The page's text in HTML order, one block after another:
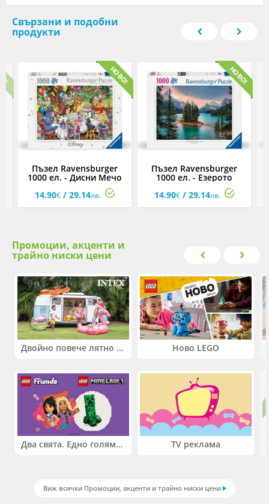
Свързани и подобни
продукти
Пъзел Ravensburger
1000 ел. - Дисни Мечо
14.90€/ 29.14лв.
Пъзел Ravensburger
1000 ел. - Езерото
Малайн, Канада
14.90€/ 29.14лв.
Промоции, акценти и
трайно ниски цени
Двойно повече лятно забавление! Купи 2 продукта INTEX и вземи -33%
Два свята. Едно голямо приключение. Купи 2 продукта LEGO® Friends и/или LEGO® Minecraft и вземи -27%
Ново LEGO
TV реклама
Виж всички Промоции, акценти и трайно ниски цени